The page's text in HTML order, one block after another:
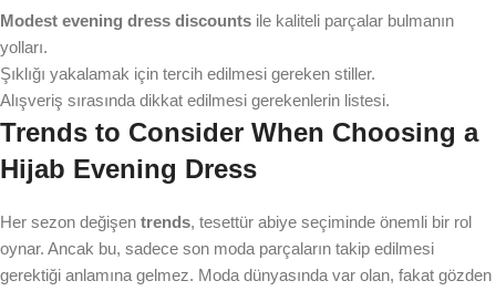
Modest evening dress discounts ile kaliteli parçalar bulmanın
yolları.
Şıklığı yakalamak için tercih edilmesi gereken stiller.
Alışveriş sırasında dikkat edilmesi gerekenlerin listesi.
Trends to Consider When Choosing a
Hijab Evening Dress
Her sezon değişen trends, tesettür abiye seçiminde önemli bir rol
oynar. Ancak bu, sadece son moda parçaların takip edilmesi
gerektiği anlamına gelmez. Moda dünyasında var olan, fakat gözden